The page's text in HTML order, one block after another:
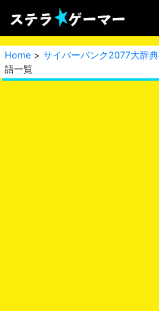
Home > サイバーパンク2077大辞典
語一覧